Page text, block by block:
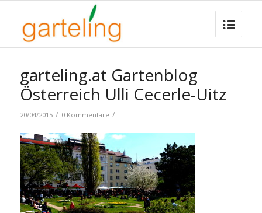
garteling.at Gartenblog
Österreich Ulli Cecerle-Uitz
20/04/2015 / 0 Kommentare /